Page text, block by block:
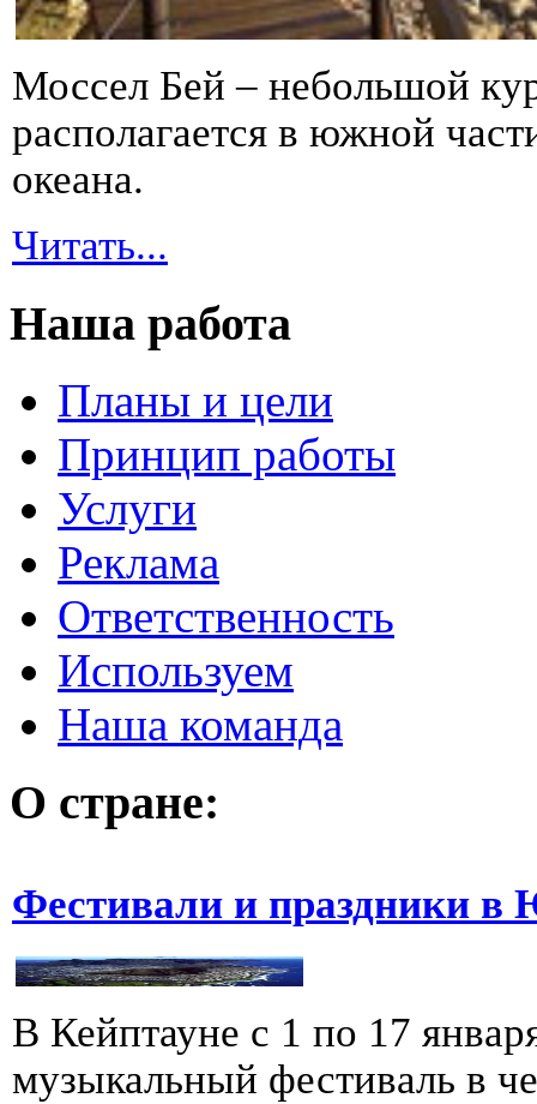
Моссел Бей – небольшой
располагается в южной
океана.
Читать...
Наша работа
Планы и цели
Принцип работы
Услуги
Реклама
Ответственность
Используем
Наша команда
О стране:
Фестивали и праздники
В Кейптауне с 1 по 17
музыкальный фестиваль в